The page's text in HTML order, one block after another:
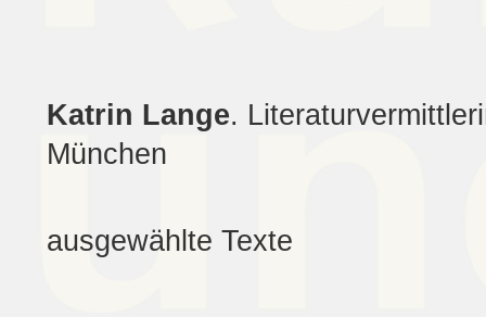
Katrin Lange.
München
ausgewählte Texte